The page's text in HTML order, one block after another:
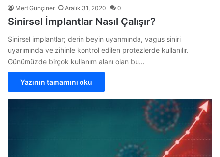
Mert Günçiner Aralık 31, 2020 0
Sinirsel İmplantlar Nasıl Çalışır?
Sinirsel implantlar; derin beyin uyarımında, vagus siniri
uyarımında ve zihinle kontrol edilen protezlerde kullanılır.
Günümüzde birçok kullanım alanı olan bu…
Yazının tamamını oku